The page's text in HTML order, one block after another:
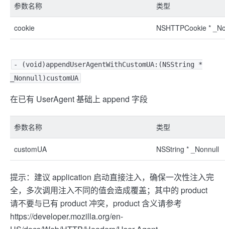
参数名称 类型
cookie NSHTTPCookie *
- (void)appendUserAgentWithCustomUA:(NSString *
_Nonnull)customUA
在已有 UserAgent 基础上 append 字段
参数名称 类型
customUA NSString * _Nonnull
提示：建议 application 启动直接注入，确保一次性注入完
全，多次调用注入不同的值会造成覆盖；其中的 product
请不要与已有 product 冲突，product 含义请参考
https://developer.mozilla.org/en-